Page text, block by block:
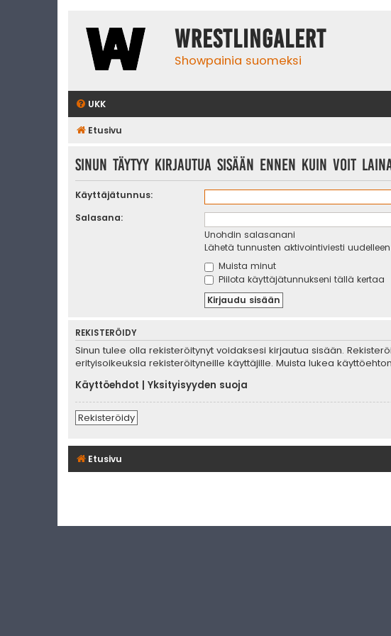
WrestlingAlert
Showpainia suomeksi
UKK
Etusivu
Sinun täytyy kirjautua sisään ennen kuin voit
Käyttäjätunnus:
Salasana:
Unohdin salasanani
Lähetä tunnusten aktivointiviesti uudelleen
Muista minut
Piilota käyttäjätunnukseni tällä kertaa
REKISTERÖIDY
Sinun tulee olla rekisteröitynyt voidaksesi kirjautua sisään.
erityisoikeuksia rekisteröityneille käyttäjille. Muista lukea
Käyttöehdot
Yksityisyyden suoja
Rekisteröidy
Etusivu